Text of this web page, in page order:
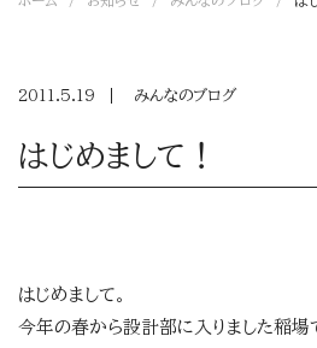
2011.5.19 みんなのブログ
はじめまして！
はじめまして。
今年の春から設計部に入りました稲場